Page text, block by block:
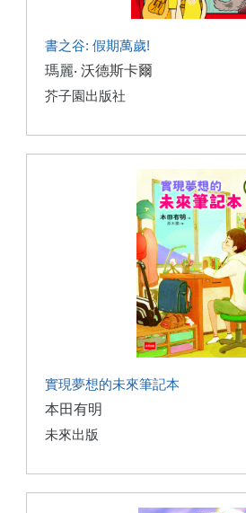
書之谷: 假期萬歲!
瑪麗‧ 沃德斯卡爾
芥子園出版社
實現夢想的未來筆記本
本田有明
未來出版